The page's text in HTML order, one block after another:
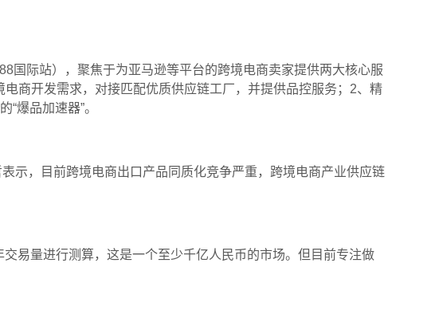
际站），聚焦于为亚马逊等平台的跨境电商卖家提供两大核心服
商开发需求，对接匹配优质供应链工厂，并提供品控服务；2、精
爆品加速器”。
，目前跨境电商出口产品同质化竞争严重，跨境电商产业供应链
易量进行测算，这是一个至少千亿人民币的市场。但目前专注做